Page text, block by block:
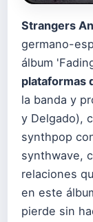
Strangers
germano-
álbum
plataformas
la banda y
y Delgado),
synthpop
synthwave,
relaciones
en este
pierde sin